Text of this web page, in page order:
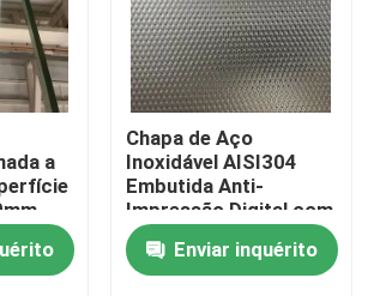
a
Chapa de Aço
Inoxidável AISI304
Embutida Anti-
Impressão Digital com
Espessura de 0,4 - 3,0
mm para Aplicações
Arquitetônicas
Enviar inquérito